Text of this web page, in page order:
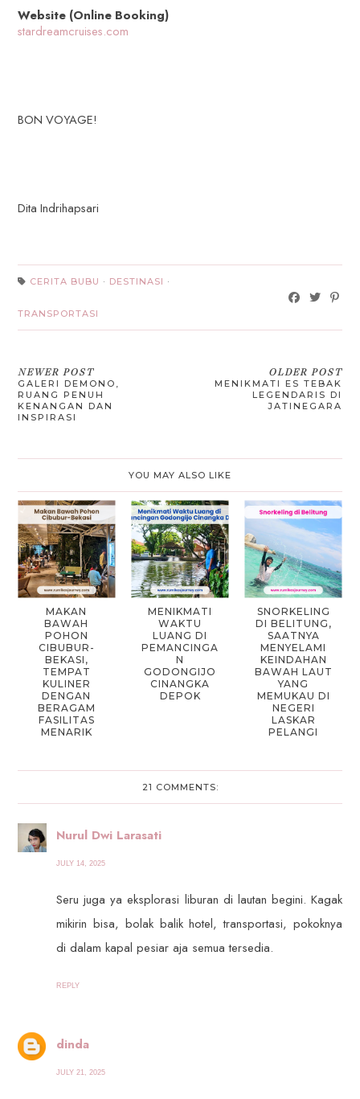
Website (Online Booking)
stardreamcruises.com
BON VOYAGE!
Dita Indrihapsari
CERITA BUBU · DESTINASI ·
TRANSPORTASI
NEWER POST
GALERI DEMONO,
RUANG PENUH
KENANGAN DAN
INSPIRASI
OLDER POST
MENIKMATI ES TEBAK
LEGENDARIS DI
JATINEGARA
YOU MAY ALSO LIKE
MAKAN
BAWAH
POHON
CIBUBUR-
BEKASI,
TEMPAT
KULINER
DENGAN
BERAGAM
FASILITAS
MENARIK
MENIKMATI
WAKTU
LUANG DI
PEMANCINGA
N
GODONGIJO
CINANGKA
DEPOK
SNORKELING
DI BELITUNG,
SAATNYA
MENYELAMI
KEINDAHAN
BAWAH LAUT
YANG
MEMUKAU DI
NEGERI
LASKAR
PELANGI
21 COMMENTS:
Nurul Dwi Larasati
JULY 14, 2025
Seru juga ya eksplorasi liburan di lautan begini. Kagak
mikirin bisa, bolak balik hotel, transportasi, pokoknya
di dalam kapal pesiar aja semua tersedia.
REPLY
dinda
JULY 21, 2025